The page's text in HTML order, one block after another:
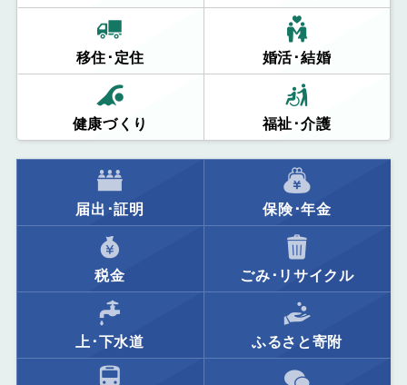
移住･定住 婚活･結婚
健康づくり 福祉･介護
届出･証明 保険･年金
税金 ごみ･リサイクル
上･下水道 ふるさと寄附